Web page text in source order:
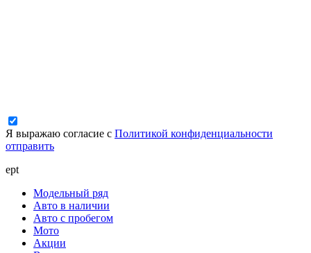
Я выражаю согласие с Политикой конфиденциальности
отправить
ept
Модельный ряд
Авто в наличии
Авто с пробегом
Мото
Акции